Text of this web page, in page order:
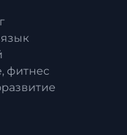
фитнес